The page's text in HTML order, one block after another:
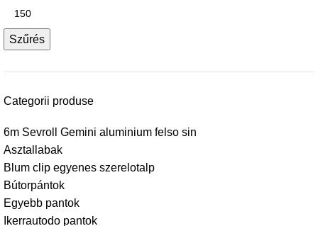
Szűrés
Categorii produse
6m Sevroll Gemini aluminium felso sin
Asztallabak
Blum clip egyenes szerelotalp
Bútorpántok
Egyebb pantok
Ikerrautodo pantok